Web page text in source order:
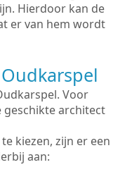
Hierdoor kan de
er van hem wordt
Voor
geschikte architect
kiezen, zijn er een
aan: